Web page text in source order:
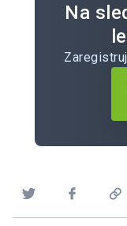
Na